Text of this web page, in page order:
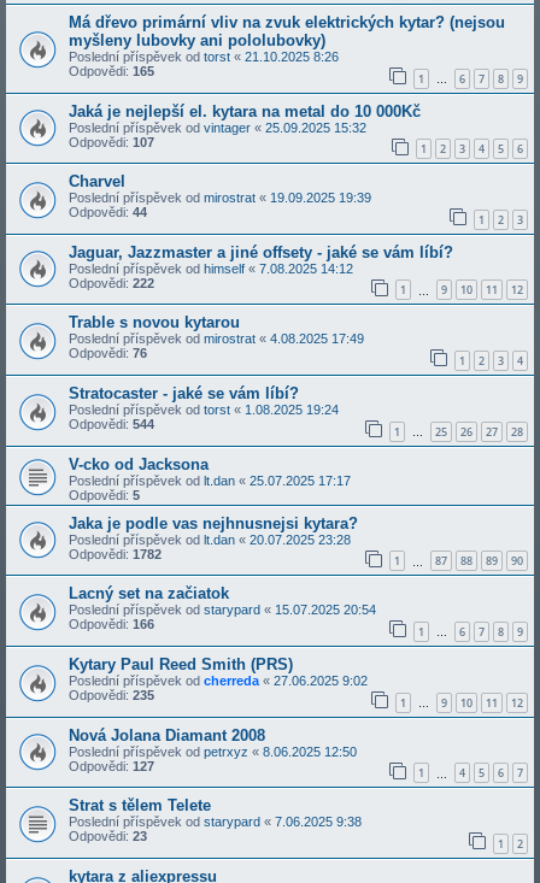
Má dřevo primární vliv na zvuk elektrických kytar? (nejsou
myšleny lubovky ani pololubovky)
Poslední příspěvek od torst « 21.10.2025 8:26
Odpovědi: 165 1 6 7 8 9
Jaká je nejlepší el. kytara na metal do 10 000Kč
Poslední příspěvek od vintager « 25.09.2025 15:32
Odpovědi: 107 1 2 3 4 5 6
Charvel
Poslední příspěvek od mirostrat « 19.09.2025 19:39
Odpovědi: 44 1 2 3
Jaguar, Jazzmaster a jiné offsety - jaké se vám líbí?
Poslední příspěvek od himself « 7.08.2025 14:12
Odpovědi: 222 1 9 10 11 12
Trable s novou kytarou
Poslední příspěvek od mirostrat « 4.08.2025 17:49
Odpovědi: 76 1 2 3 4
Stratocaster - jaké se vám líbí?
Poslední příspěvek od torst « 1.08.2025 19:24
Odpovědi: 544 1 … 25 26 27 28
V-cko od Jacksona
Poslední příspěvek od lt.dan « 25.07.2025 17:17
Odpovědi: 5
Jaka je podle vas nejhnusnejsi kytara?
Poslední příspěvek od lt.dan « 20.07.2025 23:28
Odpovědi: 1782 1 87 88 89 90
Lacný set na začiatok
Poslední příspěvek od starypard « 15.07.2025 20:54
Odpovědi: 166 1 … 6 7 8 9
Kytary Paul Reed Smith (PRS)
Poslední příspěvek od cherreda « 27.06.2025 9:02
Odpovědi: 235 1 … 9 10 11 12
Nová Jolana Diamant 2008
Poslední příspěvek od petrxyz « 8.06.2025 12:50
Odpovědi: 127 1 4 5 6 7
Strat s tělem Telete
Poslední příspěvek od starypard « 7.06.2025 9:38
Odpovědi: 23 1 2
kytara z aliexpressu